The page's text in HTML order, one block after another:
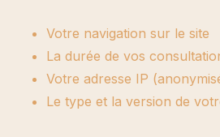
Votre navigation sur le site
La durée de vos
Votre adresse IP
Le type et la version de